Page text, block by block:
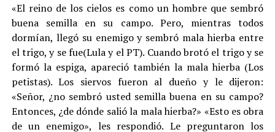
«El reino de los cielos es como un hombre que sembró
buena semilla en su campo. Pero, mientras todos
dormían, llegó su enemigo y sembró mala hierba entre
el trigo, y se fue(Lula y el PT). Cuando brotó el trigo y se
formó la espiga, apareció también la mala hierba (Los
petistas). Los siervos fueron al dueño y le dijeron:
«Señor, ¿no sembró usted semilla buena en su campo?
Entonces, ¿de dónde salió la mala hierba?» «Esto es obra
de un enemigo», les respondió. Le preguntaron los